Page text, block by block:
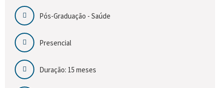
Pós-Graduação - Saúde
Presencial
Duração: 15 meses